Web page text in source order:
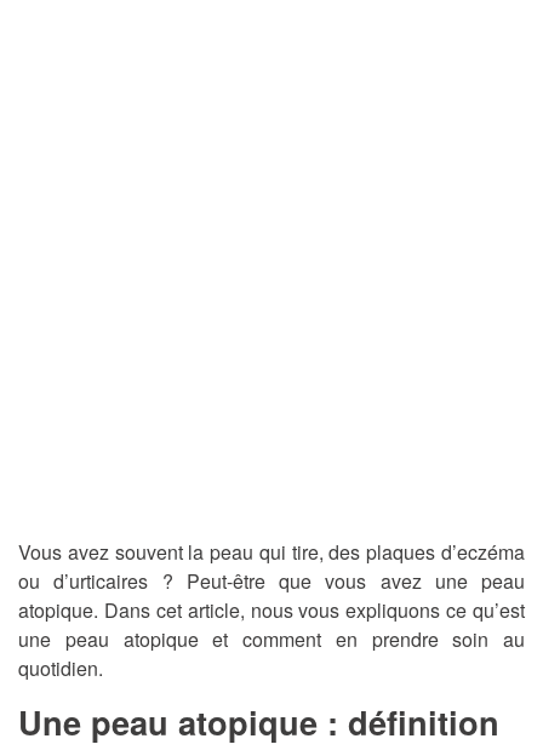
Vous avez souvent la peau qui tire, des plaques d’eczéma
ou d’urticaires ? Peut-être que vous avez une peau
atopique. Dans cet article, nous vous expliquons ce qu’est
une peau atopique et comment en prendre soin au
quotidien.
Une peau atopique : définition